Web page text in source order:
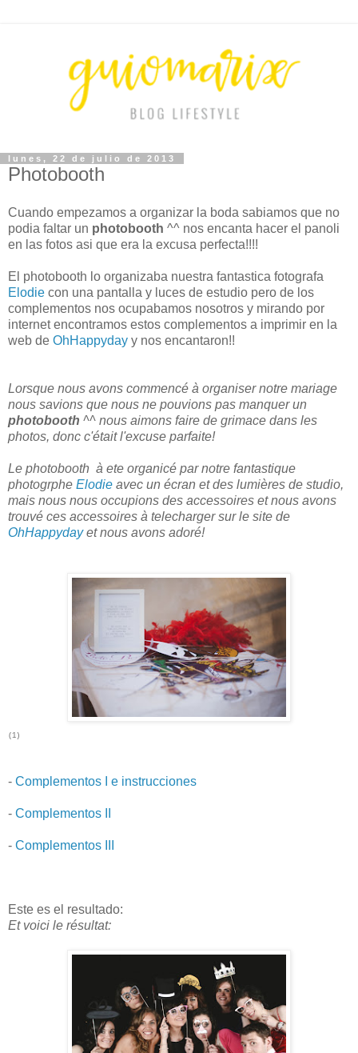
lunes, 22 de julio de 2013
Photobooth
Cuando empezamos a organizar la boda sabiamos que no
podia faltar un photobooth ^^ nos encanta hacer el panoli
en las fotos asi que era la excusa perfecta!!!!
El photobooth lo organizaba nuestra fantastica fotografa
Elodie con una pantalla y luces de estudio pero de los
complementos nos ocupabamos nosotros y mirando por
internet encontramos estos complementos a imprimir en la
web de OhHappyday y nos encantaron!!
Lorsque nous avons commencé à organiser notre mariage
nous savions que nous ne pouvions pas manquer un
photobooth ^^ nous aimons faire de grimace dans les
photos, donc c'était l'excuse parfaite!
Le photobooth à ete organicé par notre fantastique
photogrphe Elodie avec un écran et des lumières de studio,
mais nous nous occupions des accessoires et nous avons
trouvé ces accessoires à telecharger sur le site de
OhHappydayet nous avons adoré!
(1)
- Complementos I e instrucciones
- Complementos II
- Complementos III
Este es el resultado:
Et voici le résultat: